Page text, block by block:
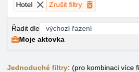
Hotel
Zrušit filtry
Řadit dle
Moje aktovka
Jednoduché filtry: (pro kombinaci více